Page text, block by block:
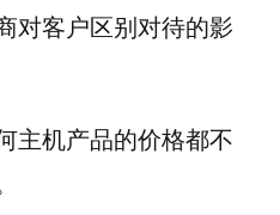
对客户区别对待的影
主机产品的价格都不